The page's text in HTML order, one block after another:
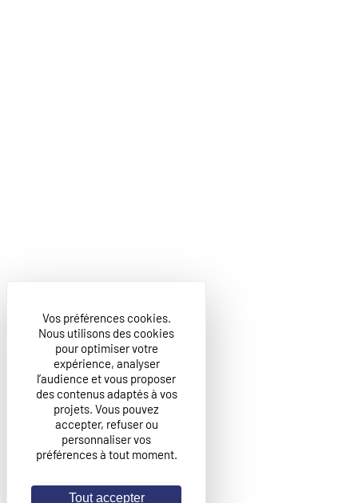
Vos préférences cookies.
Nous utilisons des cookies
pour optimiser votre
expérience, analyser
l’audience et vous proposer
des contenus adaptés à vos
projets. Vous pouvez
accepter, refuser ou
personnaliser vos
préférences à tout moment.
Tout accepter